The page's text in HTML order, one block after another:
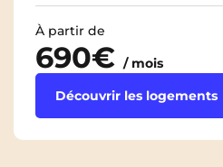
À partir de
690€ / mois
Découvrir les logements